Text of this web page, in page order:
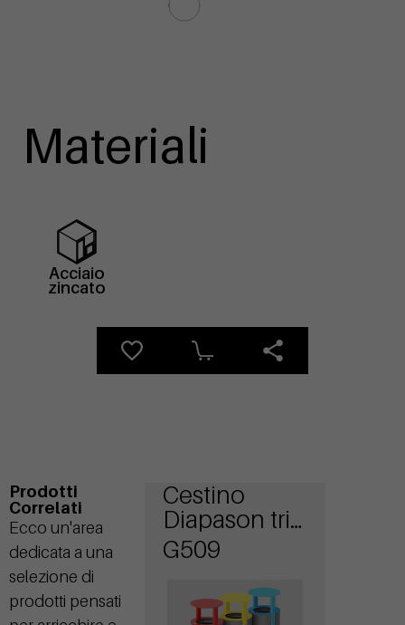
Materiali
Acciaio
zincato
Prodotti
Correlati
Ecco un'area
dedicata a una
selezione di
prodotti pensati
Cestino
Diapason tris
con
G509